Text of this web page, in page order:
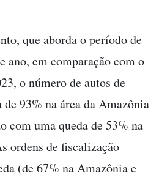
que aborda o período de
ano, em comparação com o
o número de autos de
93% na área da Amazônia
com uma queda de 53% na
ordens de fiscalização
(de 67% na Amazônia e